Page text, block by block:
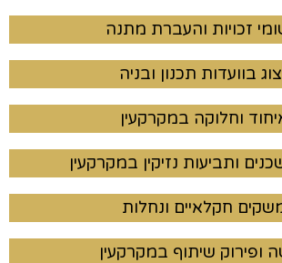
זכויות והעברת מתנה
בוועדות תכנון ובניה
וחלוקה במקרקעין
ותביעות נזיקין במקרקעין
חקלאיים ונחלות
ופירוק שיתוף במקרקעין